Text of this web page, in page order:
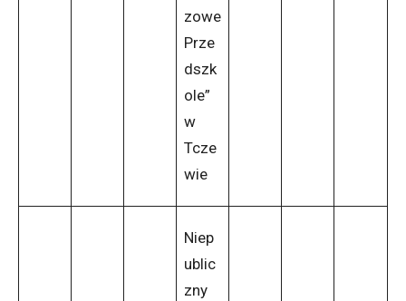
zowe
Prze
dszk
ole”
w
Tcze
wie
Niep
ublic
zny